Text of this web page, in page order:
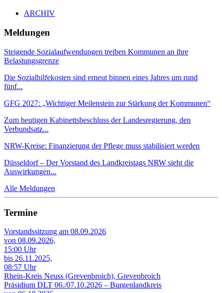
ARCHIV
Meldungen
Steigende Sozialaufwendungen treiben Kommunen an ihre
Belastungsgrenze
Die Sozialhilfekosten sind erneut binnen eines Jahres um rund
fünf...
GFG 2027: „Wichtiger Meilenstein zur Stärkung der Kommunen“
Zum heutigen Kabinettsbeschluss der Landesregierung, den
Verbundsatz...
NRW-Kreise: Finanzierung der Pflege muss stabilisiert werden
Düsseldorf – Der Vorstand des Landkreistags NRW sieht die
Auswirkungen...
Alle Meldungen
Termine
Vorstandssitzung am 08.09.2026
von 08.09.2026,
15:00 Uhr
bis 26.11.2025,
08:57 Uhr
Rhein-Kreis Neuss (Grevenbroich), Grevenbroich
Präsidium DLT 06./07.10.2026 – Burgenlandkreis